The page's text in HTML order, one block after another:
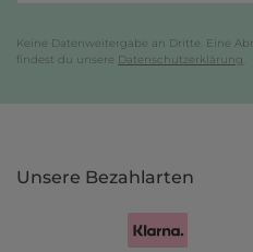
Keine Datenweitergabe an Dritte. Eine
findest du unsere Datenschutzerklärung
Unsere Bezahlarten